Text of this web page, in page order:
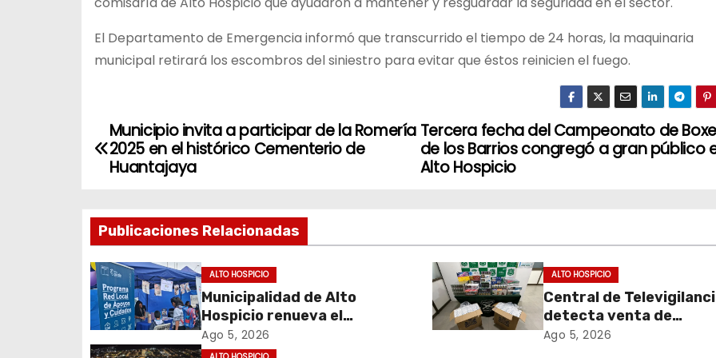
El Departamento de Emergencia informó que transcurrido el tiempo de 24 horas, la maquinaria
municipal retirará los escombros del siniestro para evitar que éstos reinicien el fuego.
N
e
g
a
c
Tercera fecha del Campeonato de
de los Barrios congregó a gran público
Alto Hospicio
Municipio invita a participar de la Romería
2025 en el histórico Cementerio de
Huantajaya
Publicaciones Relacionadas
ALTO HOSPICIO
Municipalidad de Alto
Hospicio renueva el
Programa Red Local de
Apoyos y Cuidados
Ago 5, 2026
ALTO HOSPICIO
Central de
detecta venta de
cigarrillos de
Ago 5, 2026